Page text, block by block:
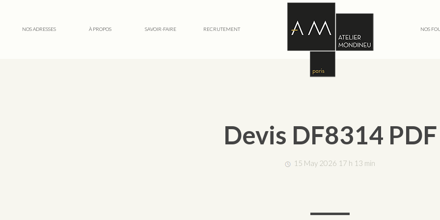
NOS ADRESSES À PROPOS SAVOIR-FAIRE RECRUTEMENT NOS
Devis DF8314 PDF
15 May 2026 17 h 13 min